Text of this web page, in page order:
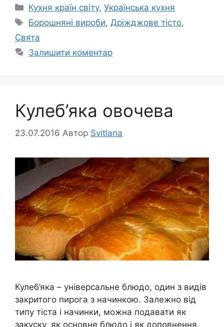
Категорії
Кухня країн світу,Українська кухня
Позначки
Борошняні вироби,Дріжджове тісто,
Свята
Залишити коментар
Кулеб’яка овочева
23.07.2016 Автор Svitlana
Кулеб’яка – універсальне блюдо, один з видів
закритого пирога з начинкою. Залежно від
типу тіста і начинки, можна подавати як
закуску, як основне блюдо і як доповнення